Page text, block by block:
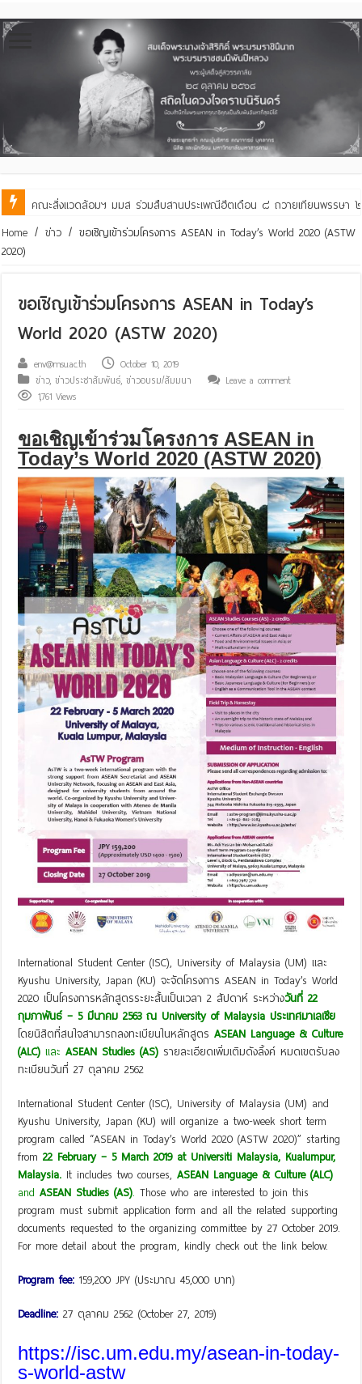
คณะสิ่งแวดล้อมฯ มมส ร่วมสืบสานประเพณีฮีตเดือน ๘ ถวายเทียนพรรษา ๒
Home / ข่าว / ขอเชิญเข้าร่วมโครงการ ASEAN in Today’s World 2020 (ASTW
2020)
ขอเชิญเข้าร่วมโครงการ ASEAN in Today’s
World 2020 (ASTW 2020)
env@msu.ac.th
October 10, 2019
ข่าว,ข่าวประชาสัมพันธ์,ข่าวอบรม/สัมมนา
Leave a comment
1,761 Views
ขอเชิญเข้าร่วมโครงการ ASEAN in
Today’s World 2020 (ASTW 2020)
International Student Center (ISC), University of Malaysia (UM) และ
Kyushu University, Japan (KU) จะจัดโครงการ ASEAN in Today’s World
2020 เป็นโครงการหลักสูตรระยะสั้นเป็นเวลา 2 สัปดาห์ ระหว่างวันที่ 22
กุมภาพันธ์ – 5 มีนาคม 2563 ณ University of Malaysia ประเทศมาเลเซีย
โดยนิสิตที่สนใจสามารถลงทะเบียนในหลักสูตรASEAN Language & Culture
(ALC) และASEAN Studies (AS) รายละเอียดเพิ่มเติมดังลิ้งค์ หมดเขตรับลง
ทะเบียนวันที่ 27 ตุลาคม 2562
International Student Center (ISC), University of Malaysia (UM) and
Kyushu University, Japan (KU) will organize a two-week short term
program called “ASEAN in Today’s World 2020 (ASTW 2020)” starting
from22 February – 5 March 2019 at Universiti Malaysia, Kualumpur,
Malaysia. It includes two courses,ASEAN Language & Culture (ALC)
andASEAN Studies (AS). Those who are interested to join this
program must submit application form and all the related supporting
documents requested to the organizing committee by 27 October 2019.
For more detail about the program, kindly check out the link below.
Program fee: 159,200 JPY (ประมาณ 45,000 บาท)
Deadline: 27 ตุลาคม 2562 (October 27, 2019)
https://isc.um.edu.my/asean-in-today-
s-world-astw